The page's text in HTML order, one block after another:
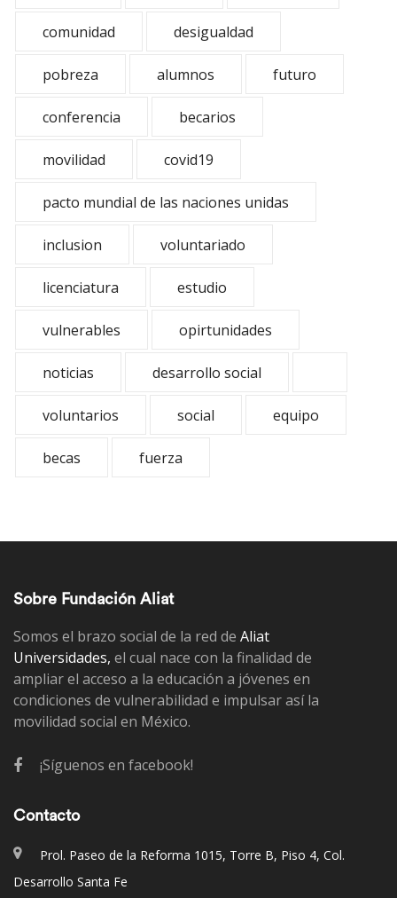
comunidad desigualdad
pobreza alumnos futuro
conferencia becarios
movilidad covid19
pacto mundial de las naciones unidas
inclusion voluntariado
licenciatura estudio
vulnerables opirtunidades
noticias desarrollo social
voluntarios social equipo
becas fuerza
Sobre Fundación Aliat
Somos el brazo social de la red de Aliat
Universidades, el cual nace con la finalidad de
ampliar el acceso a la educación a jóvenes en
condiciones de vulnerabilidad e impulsar así la
movilidad social en México.
¡Síguenos en facebook!
Contacto
Prol. Paseo de la Reforma 1015, Torre B, Piso 4, Col.
Desarrollo Santa Fe